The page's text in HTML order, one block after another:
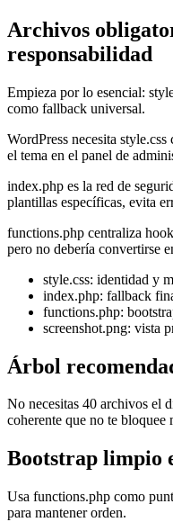
Archivos
responsabilidad
Empieza por lo esencial:
como fallback universal.
WordPress necesita
el tema en el panel de
index.php es la red de
plantillas específicas, evita
functions.php centraliza
pero no debería convertirse
style.css: identidad y
index.php: fallback
functions.php:
screenshot.png: vista
Árbol
No necesitas 40 archivos el
coherente que no te bloquee
Bootstrap limpio
Usa functions.php como
para mantener orden.